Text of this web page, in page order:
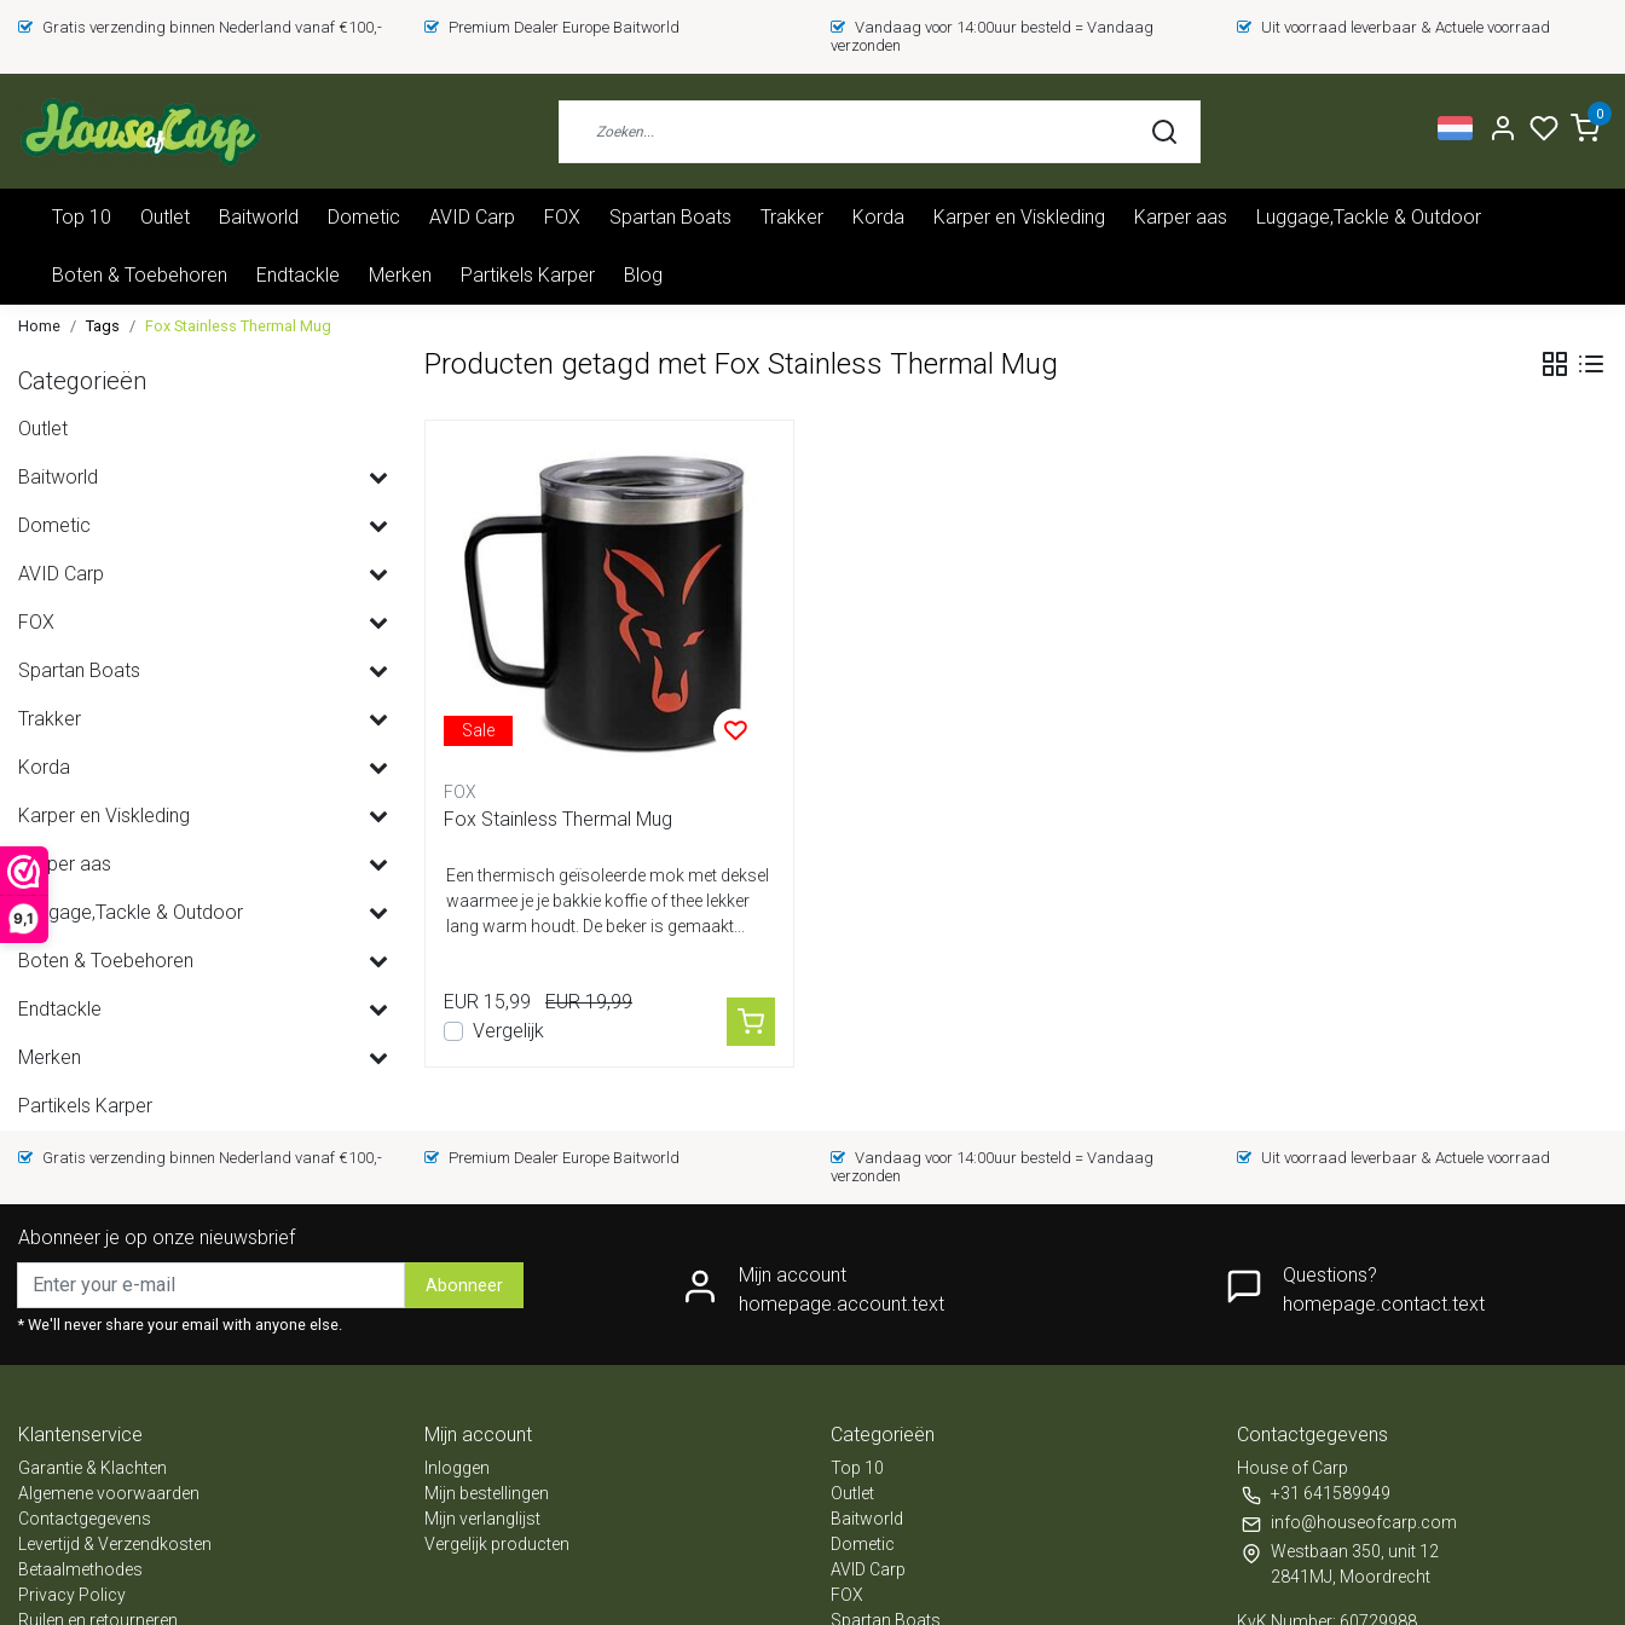
9,1
Gratis verzending binnen Nederland vanaf €100,- Premium Dealer Europe Baitworld
Vandaag voor 14:00uur besteld = Vandaag
verzonden
Uit voorraad leverbaar & Actuele voorraad
0
Top 10 Outlet Baitworld Dometic AVID Carp FOX Spartan Boats Trakker Korda Karper en Viskleding Karper aas Luggage,Tackle & Outdoor
Boten & Toebehoren Endtackle Merken Partikels Karper Blog
Home Tags Fox Stainless Thermal Mug
Categorieën
Outlet
Baitworld
Dometic
AVID Carp
FOX
Spartan Boats
Trakker
Korda
Karper en Viskleding
Karper aas
Luggage,Tackle & Outdoor
Boten & Toebehoren
Endtackle
Merken
Partikels Karper
Producten getagd met Fox Stainless Thermal Mug
Sale
FOX
Fox Stainless Thermal Mug
Een thermisch geïsoleerde mok met deksel
waarmee je je bakkie koffie of thee lekker
lang warm houdt. De beker is gemaakt...
EUR 15,99
EUR 19,99
Vergelijk
Gratis verzending binnen Nederland vanaf €100,- Premium Dealer Europe Baitworld
Vandaag voor 14:00uur besteld = Vandaag
verzonden
Uit voorraad leverbaar & Actuele voorraad
Abonneer je op onze nieuwsbrief
Abonneer
* We'll never share your email with anyone else.
Mijn account
homepage.account.text
Questions?
homepage.contact.text
Klantenservice
Garantie & Klachten
Algemene voorwaarden
Contactgegevens
Levertijd & Verzendkosten
Betaalmethodes
Privacy Policy
Ruilen en retourneren
Mijn account
Inloggen
Mijn bestellingen
Mijn verlanglijst
Vergelijk producten
Categorieën
Top 10
Outlet
Baitworld
Dometic
AVID Carp
FOX
Spartan Boats
Contactgegevens
House of Carp
+31 641589949
info@houseofcarp.com
Westbaan 350, unit 12
2841MJ, Moordrecht